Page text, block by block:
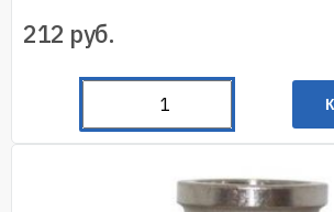
212 руб.